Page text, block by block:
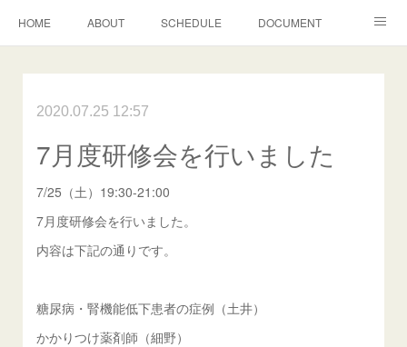
HOME ABOUT SCHEDULE DOCUMENT
2020.07.25 12:57
7月度研修会を行いました
7/25（土）19:30-21:00
7月度研修会を行いました。
内容は下記の通りです。
糖尿病・腎機能低下患者の症例（土井）
かかりつけ薬剤師（細野）